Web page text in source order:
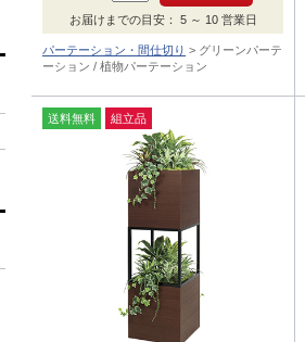
お届けまでの目安： 5 ～ 10 営業日
パーテーション・間仕切り
グリーンパーテ
ーション / 植物パーテーション
送料無料 組立品